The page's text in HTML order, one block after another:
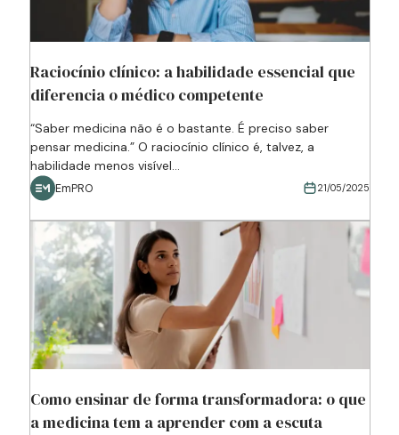
Raciocínio clínico: a habilidade essencial que
diferencia o médico competente
“Saber medicina não é o bastante. É preciso saber
pensar medicina.” O raciocínio clínico é, talvez, a
habilidade menos visível...
EmPRO 21/05/2025
Como ensinar de forma transformadora: o que
a medicina tem a aprender com a escuta